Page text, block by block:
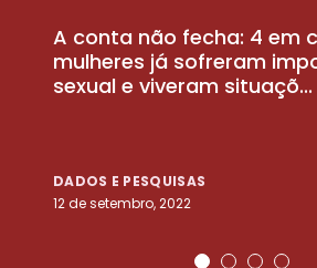
A conta não fecha: 4 em
mulheres já sofreram
sexual e viveram situaçõ...
DADOS E PESQUISAS
12 de setembro, 2022